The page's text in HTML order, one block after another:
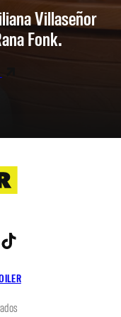
Villaseñor
Fonk.
YouTube